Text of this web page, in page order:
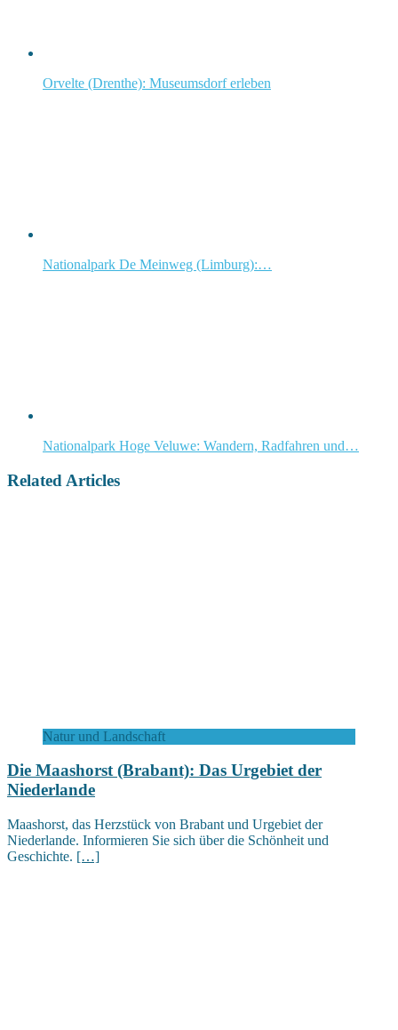
Orvelte (Drenthe): Museumsdorf erleben
Nationalpark De Meinweg (Limburg):…
Nationalpark Hoge Veluwe: Wandern, Radfahren und…
Related Articles
Natur und Landschaft
Die Maashorst (Brabant): Das Urgebiet der
Niederlande
Maashorst, das Herzstück von Brabant und Urgebiet der
Niederlande. Informieren Sie sich über die Schönheit und
Geschichte. […]